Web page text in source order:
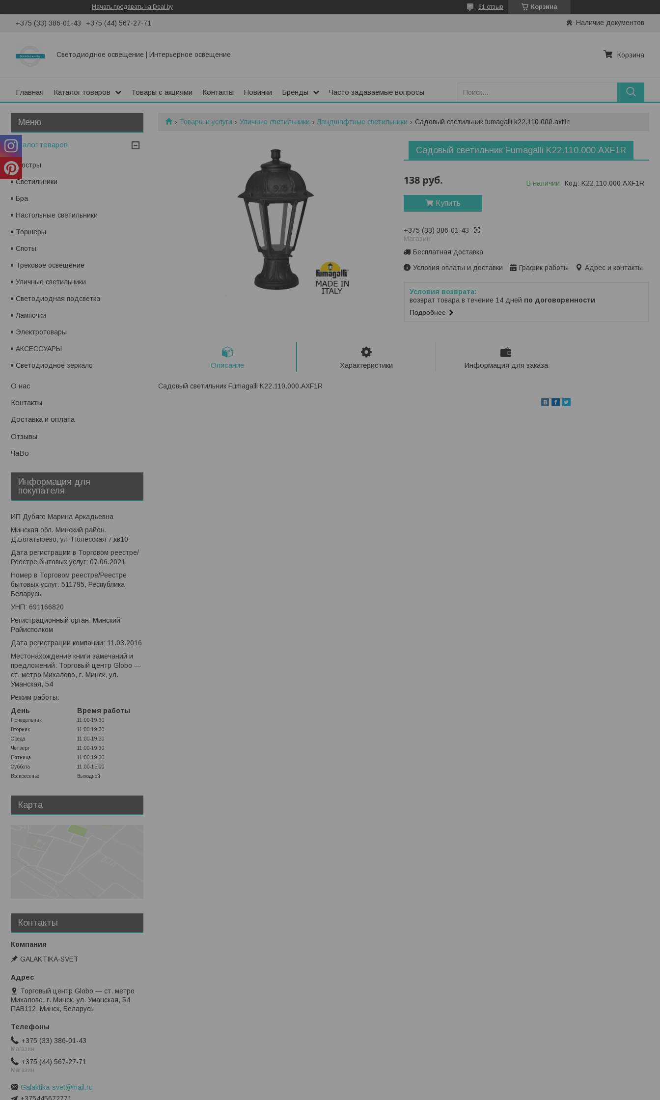
Начать продавать на Deal.by Корзина
61 отзыв
+375 (33) 386-01-43 +375 (44) 567-27-71 Наличие документов
Светодиодное освещение | Интерьерное освещение Корзина
Главная Каталог товаров Товары с акциями Контакты Новинки Бренды Часто задаваемые вопросы
Товары и услуги Уличные светильники Ландшафтные светильники Садовый светильник fumagalli k22.110.000.axf1r
Садовый светильник Fumagalli K22.110.000.AXF1R
138 руб. В наличии Код: K22.110.000.AXF1R
Купить
+375 (33) 386-01-43
Магазин
Бесплатная доставка
Условия оплаты и доставки
График работы Адрес и контакты
возврат товара в течение 14 дней по договоренности
Подробнее
Описание Характеристики Информация для заказа
Садовый светильник Fumagalli K22.110.000.AXF1R
Каталог товаров
Люстры
Светильники
Бра
Настольные светильники
Торшеры
Споты
Трековое освещение
Уличные светильники
Светодиодная подсветка
Лампочки
Электротовары
АКСЕССУАРЫ
Светодиодное зеркало
О нас
Контакты
Доставка и оплата
Отзывы
ЧаВо
Информация для
покупателя
ИП Дубяго Марина Аркадьевна
Минская обл. Минский район.
Д.Богатырево, ул. Полесская 7,кв10
Дата регистрации в Торговом реестре/
Реестре бытовых услуг: 07.06.2021
Номер в Торговом реестре/Реестре
бытовых услуг: 511795, Республика
Беларусь
УНП: 691166820
Регистрационный орган: Минский
Райисполком
Дата регистрации компании: 11.03.2016
Местонахождение книги замечаний и
предложений: Торговый центр Globo —
ст. метро Михалово, г. Минск, ул.
Уманская, 54
Режим работы:
День
Время работы
Понедельник
11:00-19:30
Вторник
11:00-19:30
Среда
11:00-19:30
Четверг
11:00-19:30
Пятница
11:00-19:30
Суббота
11:00-15:00
Воскресенье
Выходной
Карта
Контакты
GALAKTIKA-SVET
Торговый центр Globo — ст. метро
Михалово, г. Минск, ул. Уманская, 54
ПАВ112, Минск, Беларусь
+375 (33) 386-01-43
Магазин
+375 (44) 567-27-71
Магазин
Galaktika-svet@mail.ru